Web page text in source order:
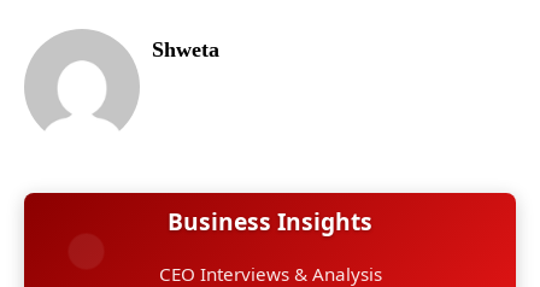
Shweta
Business Insights
CEO Interviews & Analysis